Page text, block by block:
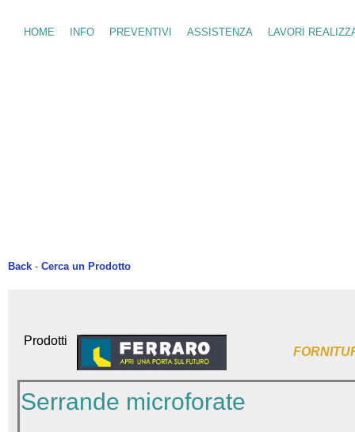
HOME INFO PREVENTIVI ASSISTENZA LAVORI
Back - Cerca un Prodotto
Prodotti
Serrande microforate